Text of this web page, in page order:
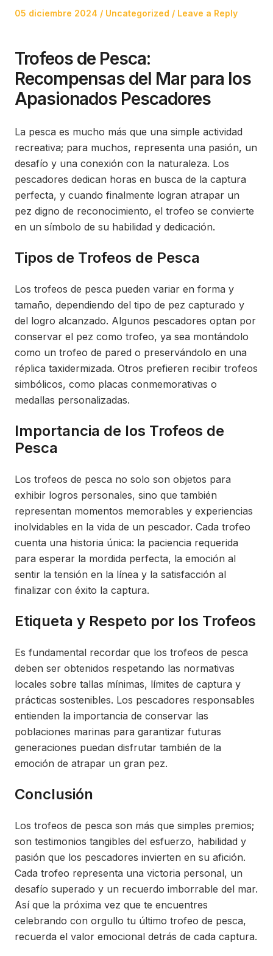
Posted
05 diciembre 2024
Posted
Uncategorized Leave a Reply
Trofeos de Pesca:
Recompensas del Mar para los
Apasionados Pescadores
La pesca es mucho más que una simple actividad
recreativa; para muchos, representa una pasión, un
desafío y una conexión con la naturaleza. Los
pescadores dedican horas en busca de la captura
perfecta, y cuando finalmente logran atrapar un
pez digno de reconocimiento, el trofeo se convierte
en un símbolo de su habilidad y dedicación.
Tipos de Trofeos de Pesca
Los trofeos de pesca pueden variar en forma y
tamaño, dependiendo del tipo de pez capturado y
del logro alcanzado. Algunos pescadores optan por
conservar el pez como trofeo, ya sea montándolo
como un trofeo de pared o preservándolo en una
réplica taxidermizada. Otros prefieren recibir trofeos
simbólicos, como placas conmemorativas o
medallas personalizadas.
Importancia de los Trofeos de
Pesca
Los trofeos de pesca no solo son objetos para
exhibir logros personales, sino que también
representan momentos memorables y experiencias
inolvidables en la vida de un pescador. Cada trofeo
cuenta una historia única: la paciencia requerida
para esperar la mordida perfecta, la emoción al
sentir la tensión en la línea y la satisfacción al
finalizar con éxito la captura.
Etiqueta y Respeto por los Trofeos
Es fundamental recordar que los trofeos de pesca
deben ser obtenidos respetando las normativas
locales sobre tallas mínimas, límites de captura y
prácticas sostenibles. Los pescadores responsables
entienden la importancia de conservar las
poblaciones marinas para garantizar futuras
generaciones puedan disfrutar también de la
emoción de atrapar un gran pez.
Conclusión
Los trofeos de pesca son más que simples premios;
son testimonios tangibles del esfuerzo, habilidad y
pasión que los pescadores invierten en su afición.
Cada trofeo representa una victoria personal, un
desafío superado y un recuerdo imborrable del mar.
Así que la próxima vez que te encuentres
celebrando con orgullo tu último trofeo de pesca,
recuerda el valor emocional detrás de cada captura.